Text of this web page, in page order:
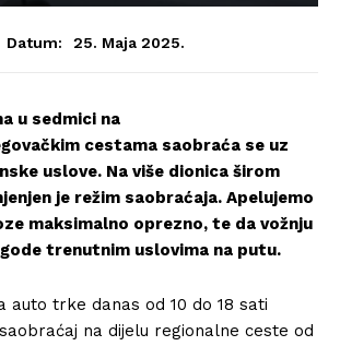
Datum: 25. Maja 2025.
u sedmici na
cestama saobraća se uz
uslove. Na više dionica širom
je režim saobraćaja. Apelujemo
maksimalno oprezno, te da vožnju
trenutnim uslovima na putu.
auto trke danas od 10 do 18 sati
na dijelu regionalne ceste od